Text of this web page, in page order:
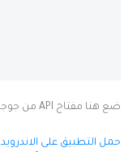
ضع هنا مفتاح API من جوجل
حمل التطبيق على الاندرويد